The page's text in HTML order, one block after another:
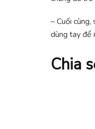
– Cuối
dùng tay để
Chia